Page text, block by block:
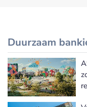
Duurzaam